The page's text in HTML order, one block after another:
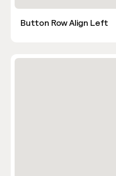
Button Row Align Left